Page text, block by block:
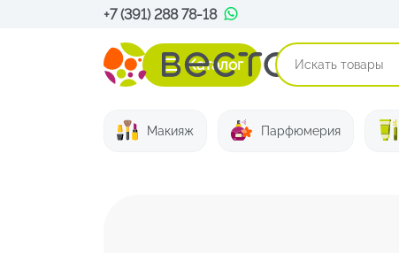
+7 (391) 288 78-18
Каталог
Макияж Парфюмерия